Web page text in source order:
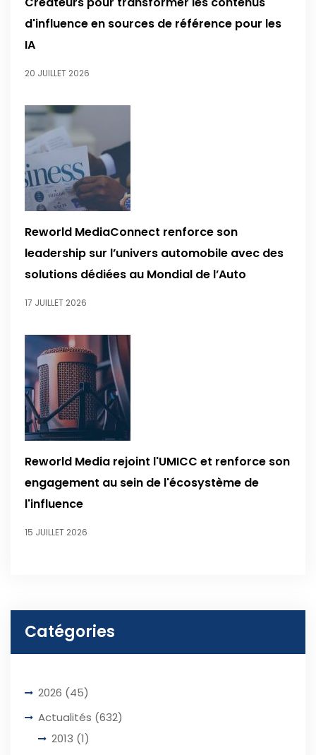
d'influence en sources de référence pour les
IA
20 JUILLET 2026
Reworld MediaConnect renforce son
leadership sur l’univers automobile avec des
solutions dédiées au Mondial de l’Auto
17 JUILLET 2026
Reworld Media rejoint l'UMICC et renforce son
engagement au sein de l'écosystème de
l'influence
15 JUILLET 2026
Catégories
2026 (45)
Actualités (632)
2013 (1)